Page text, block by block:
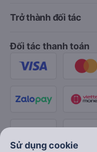
Trở thành đối tác
Đối tác thanh toán
Sử dụng cookie